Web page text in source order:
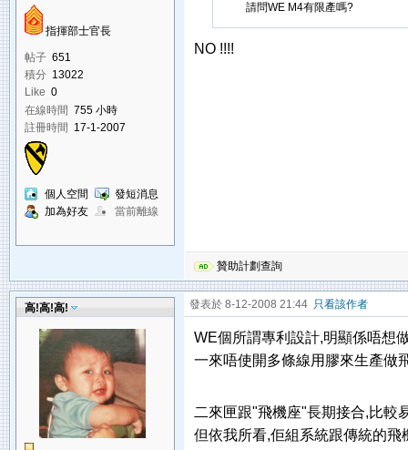
指揮部士官長
帖子 651
積分 13022
Like 0
在線時間 755 小時
註冊時間 17-1-2007
個人空間
發短消息
加為好友
當前離線
請問WE M4有限產嗎?
NO !!!!
贊助計劃查詢
高!高!高! 發表於 8-12-2008 21:44 只看該作者
WE個所謂專利設計,明顯係唔想
一來唔使開多條線用膠來生產做
二來匣跟"飛機座"長期接合,比較
但依我所看,佢組系統跟傳統的飛